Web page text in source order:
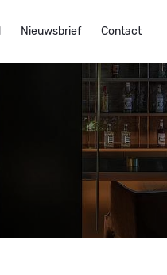
Nieuwsbrief Contact